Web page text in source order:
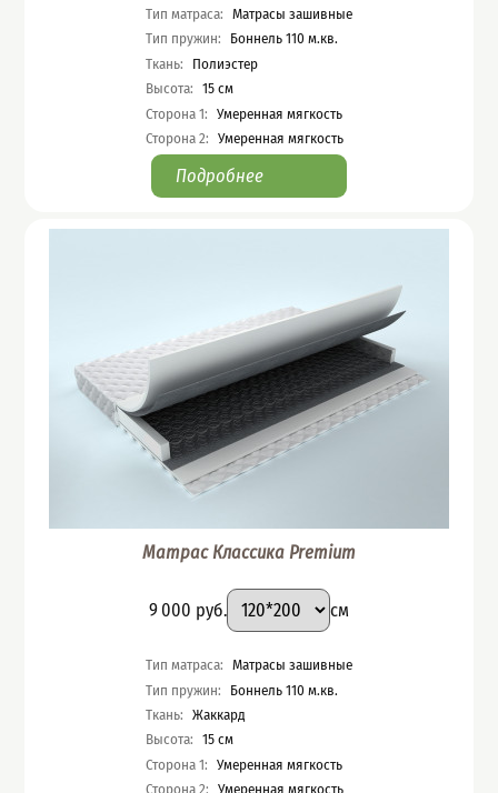
Характеристики
Тип матраса: Матрасы зашивные
Тип пружин:
Боннель 110 м.кв.
Ткань:
Полиэстер
Высота: 15 см
Сторона 1: Умеренная мягкость
Сторона 2: Умеренная мягкость
Подробнее
Матрас Классика Premium
Цена
9 000 руб.
Подобрать вариант
Размер:
см
Характеристики
Тип матраса: Матрасы зашивные
Тип пружин:
Боннель 110 м.кв.
Ткань: Жаккард
Высота: 15 см
Сторона 1: Умеренная мягкость
Сторона 2: Умеренная мягкость